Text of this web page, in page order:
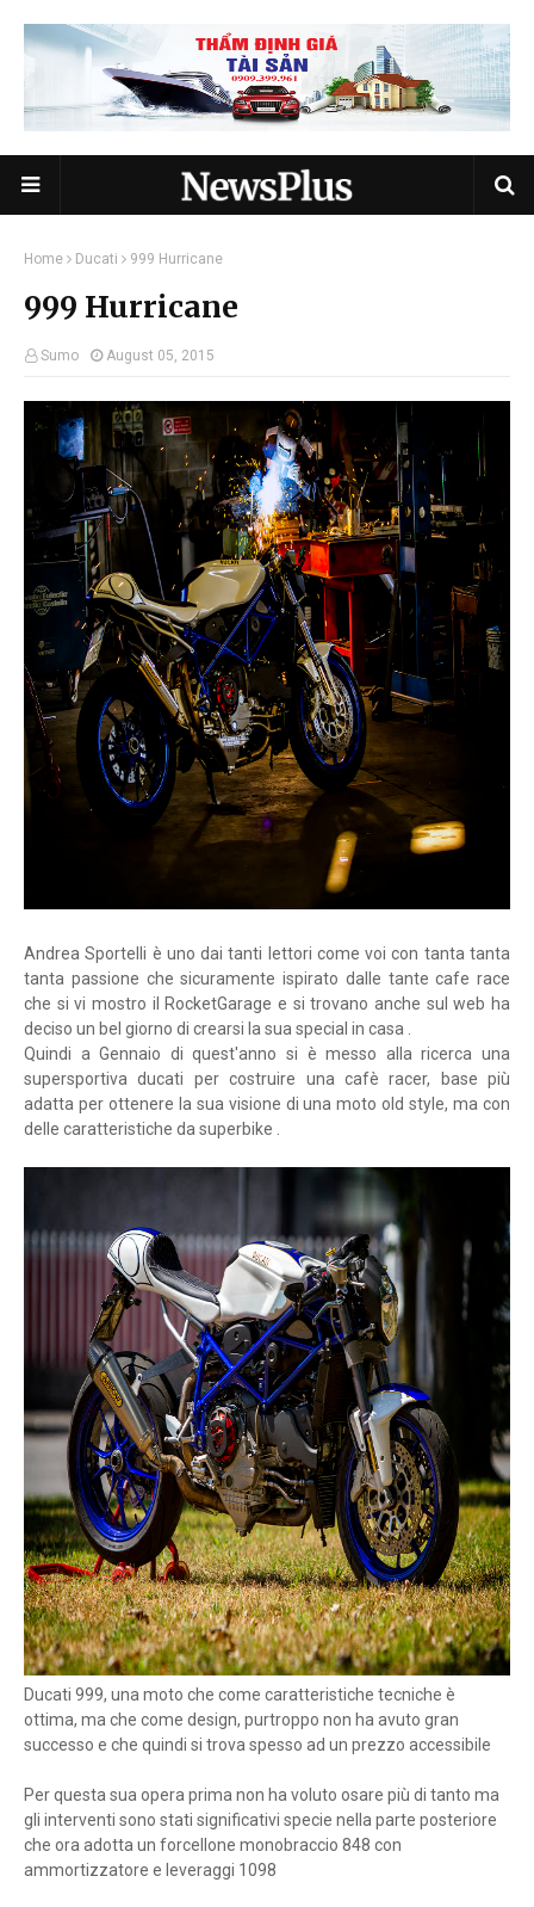
Home Ducati 999 Hurricane
999 Hurricane
Sumo August 05, 2015
Andrea Sportelli è uno dai tanti lettori come voi con tanta tanta
tanta passione che sicuramente ispirato dalle tante cafe race
che si vi mostro il RocketGarage e si trovano anche sul web ha
deciso un bel giorno di crearsi la sua special in casa .
Quindi a Gennaio di quest'anno si è messo alla ricerca una
supersportiva ducati per costruire una cafè racer, base più
adatta per ottenere la sua visione di una moto old style, ma con
delle caratteristiche da superbike .
Ducati 999, una moto che come caratteristiche tecniche è
ottima, ma che come design, purtroppo non ha avuto gran
successo e che quindi si trova spesso ad un prezzo accessibile
Per questa sua opera prima non ha voluto osare più di tanto ma
gli interventi sono stati significativi specie nella parte posteriore
che ora adotta un forcellone monobraccio 848 con
ammortizzatore e leveraggi 1098